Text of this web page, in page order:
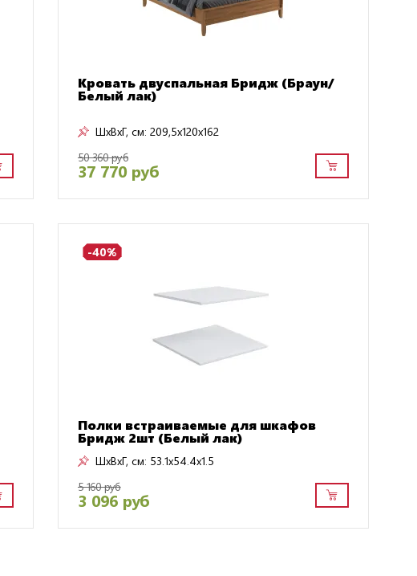
Кровать двуспальная Бридж (Браун/
Белый лак)
ШxВxГ, см: 209,5x120x162
50 360 руб
37 770 руб
-40%
Полки встраиваемые для шкафов
Бридж 2шт (Белый лак)
ШxВxГ, см: 53.1x54.4x1.5
5 160 руб
3 096 руб